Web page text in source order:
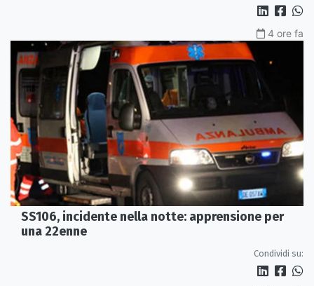
4 ore fa
SS106, incidente nella notte: apprensione per
una 22enne
Condividi su: